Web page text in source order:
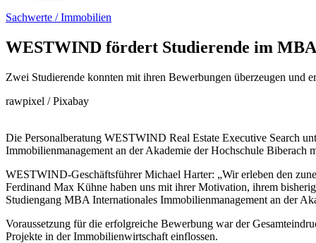
Sachwerte / Immobilien
WESTWIND fördert Studierende im
Zwei Studierende konnten mit ihren Bewerbungen überzeugen und
rawpixel / Pixabay
Die Personalberatung WESTWIND Real Estate Executive Search
Immobilienmanagement an der Akademie der Hochschule Biberach
WESTWIND-Geschäftsführer Michael Harter: „Wir erleben den
Ferdinand Max Kühne haben uns mit ihrer Motivation, ihrem
Studiengang MBA Internationales Immobilienmanagement an der
Voraussetzung für die erfolgreiche Bewerbung war der
Projekte in der Immobilienwirtschaft einflossen.